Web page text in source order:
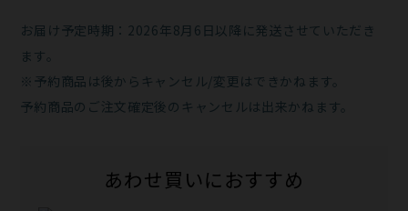
お届け予定時期：2026年8月6日以降に発送させていただき
ます。
※予約商品は後からキャンセル/変更はできかねます。
予約商品のご注文確定後のキャンセルは出来かねます。
あわせ買いにおすすめ